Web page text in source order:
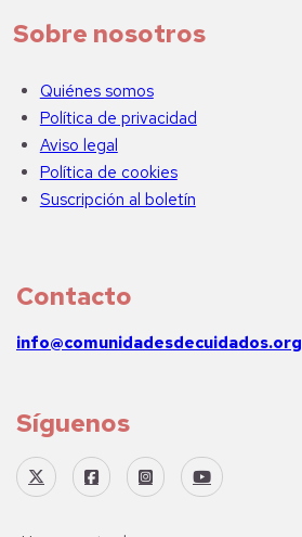
Sobre nosotros
Quiénes somos
Política de privacidad
Aviso legal
Política de cookies
Suscripción al boletín
Contacto
info@comunidadesdecuidados.org
Síguenos